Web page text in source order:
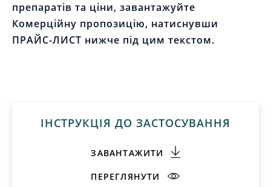
препаратів та ціни, завантажуйте
Комерційну пропозицію, натиснувши
ПРАЙС-ЛИСТ нижче під цим текстом.
ІНСТРУКЦІЯ ДО ЗАСТОСУВАННЯ
ЗАВАНТАЖИТИ
ПЕРЕГЛЯНУТИ